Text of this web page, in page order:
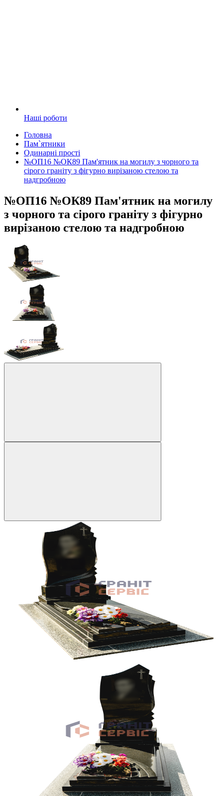
Наші роботи
Головна
Пам`ятники
Одинарні прості
№ОП16 №ОК89 Пам'ятник на могилу з чорного та
сірого граніту з фігурно вирізаною стелою та
надгробною
№ОП16 №ОК89 Пам'ятник на могилу
з чорного та сірого граніту з фігурно
вирізаною стелою та надгробною